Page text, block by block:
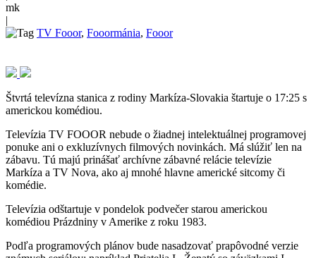
mk
|
TV Fooor, Fooormánia, Fooor
Štvrtá televízna stanica z rodiny Markíza-Slovakia štartuje o 17:25 s
americkou komédiou.
Televízia TV FOOOR nebude o žiadnej intelektuálnej programovej
ponuke ani o exkluzívnych filmových novinkách. Má slúžiť len na
zábavu. Tú majú prinášať archívne zábavné relácie televízie
Markíza a TV Nova, ako aj mnohé hlavne americké sitcomy či
komédie.
Televízia odštartuje v pondelok podvečer starou americkou
komédiou Prázdniny v Amerike z roku 1983.
Podľa programových plánov bude nasadzovať prapôvodné verzie